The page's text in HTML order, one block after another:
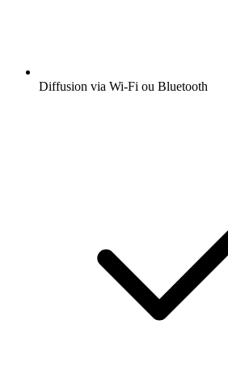
Diffusion via Wi-Fi ou Bluetooth